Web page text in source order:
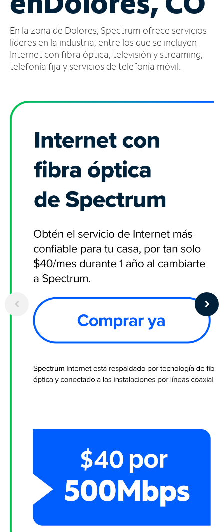
cuenta
Encuentra
una
tienda
En la zona de Dolores, Spectrum ofrece servicios
líderes en la industria, entre los que se incluyen
Internet con fibra óptica, televisión y streaming,
telefonía fija y servicios de telefonía móvil.